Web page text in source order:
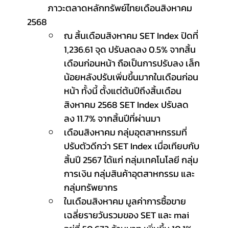
	ภาวะตลาดหลักทรัพย์ไทยเดือนสิงหาคม
2568
ณ สิ้นเดือนสิงหาคม SET Index ปิดที่
1,236.61 จุด ปรับลดลง 0.5% จากสิ้น
เดือนก่อนหน้า ถือเป็นการปรับลง เล็ก
น้อยหลังปรับเพิ่มขึ้นมากในเดือนก่อน
หน้า ทั้งนี้ ตั้งแต่ต้นปีถึงสิ้นเดือน
สิงหาคม 2568 SET Index ปรับลด
ลง 11.7% จากสิ้นปีที่ผ่านมา
เดือนสิงหาคม กลุ่มอุตสาหกรรมที่
ปรับตัวดีกว่า SET Index เมื่อเทียบกับ
สิ้นปี 2567 ได้แก่ กลุ่มเทคโนโลยี กลุ่ม
การเงิน กลุ่มสินค้าอุตสาหกรรม และ
กลุ่มทรัพยากร
ในเดือนสิงหาคม มูลค่าการซื้อขาย
เฉลี่ยรายวันรวมของ SET และ mai